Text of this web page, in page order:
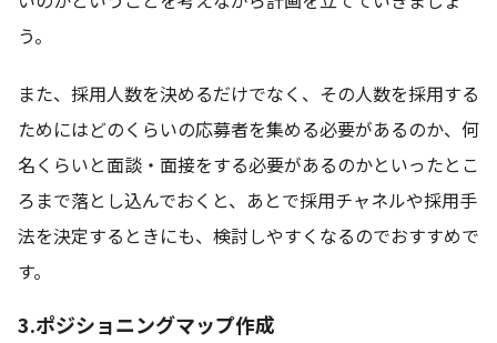
う。
また、採用人数を決めるだけでなく、その人数を採用する
ためにはどのくらいの応募者を集める必要があるのか、何
名くらいと面談・面接をする必要があるのかといったとこ
ろまで落とし込んでおくと、あとで採用チャネルや採用手
法を決定するときにも、検討しやすくなるのでおすすめで
す。
3.ポジショニングマップ作成